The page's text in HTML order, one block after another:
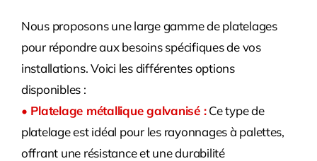
Nous proposons une large gamme de platelages
pour répondre aux besoins spécifiques de vos
installations. Voici les différentes options
disponibles :
• Platelage métallique galvanisé :Ce type de
platelage est idéal pour les rayonnages à palettes,
offrant une résistance et une durabilité